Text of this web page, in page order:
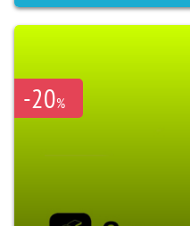
-20%